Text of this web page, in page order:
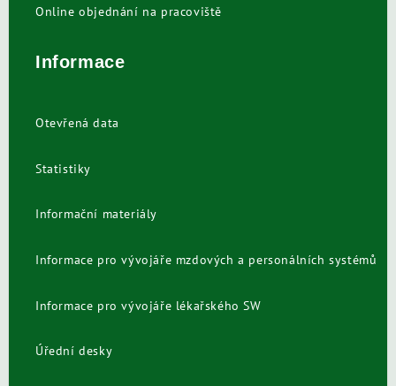
Online objednání na pracoviště
Informace
Otevřená data
Statistiky
Informační materiály
Informace pro vývojáře mzdových a personálních systémů
Informace pro vývojáře lékařského SW
Úřední desky